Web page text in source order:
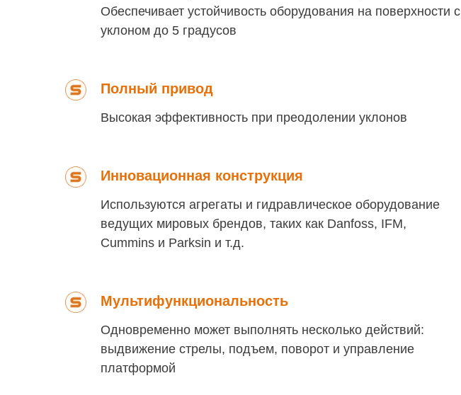
Обеспечивает устойчивость оборудования на поверхности с
уклоном до 5 градусов
Полный привод
Высокая эффективность при преодолении уклонов
Инновационная конструкция
Используются агрегаты и гидравлическое оборудование
ведущих мировых брендов, таких как Danfoss, IFM,
Cummins и Parksin и т.д.
Мультифункциональность
Одновременно может выполнять несколько действий:
выдвижение стрелы, подъем, поворот и управление
платформой